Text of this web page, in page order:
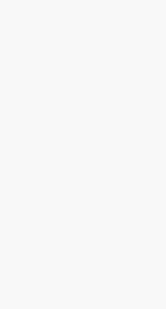
Fit Pain Free a provází
dnes více než 400, a další
z nich se dá v naprosté
třeba v kavárně.
a díky této
narovnáme,
svaly mezilopatkové
největších zdravotních
sedíme téměř celý
volantem, v metru, busech,
vymoženostmi.
pro všechny a v podstatě
na tři minuty denně ani
konzultace